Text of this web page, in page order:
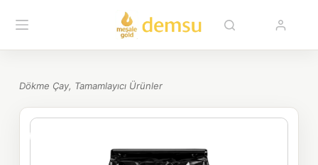
Dökme Çay, Tamamlayıcı Ürünler